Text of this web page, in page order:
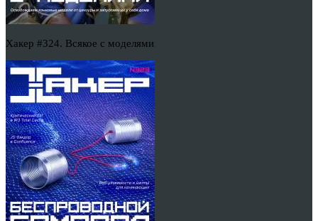
Хакер #324. Всякое с моделями